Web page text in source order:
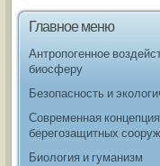
Главное меню
Антропогенное
биосферу
Безопасность и
Современная концепция
берегозащитных
Биология и гуманизм